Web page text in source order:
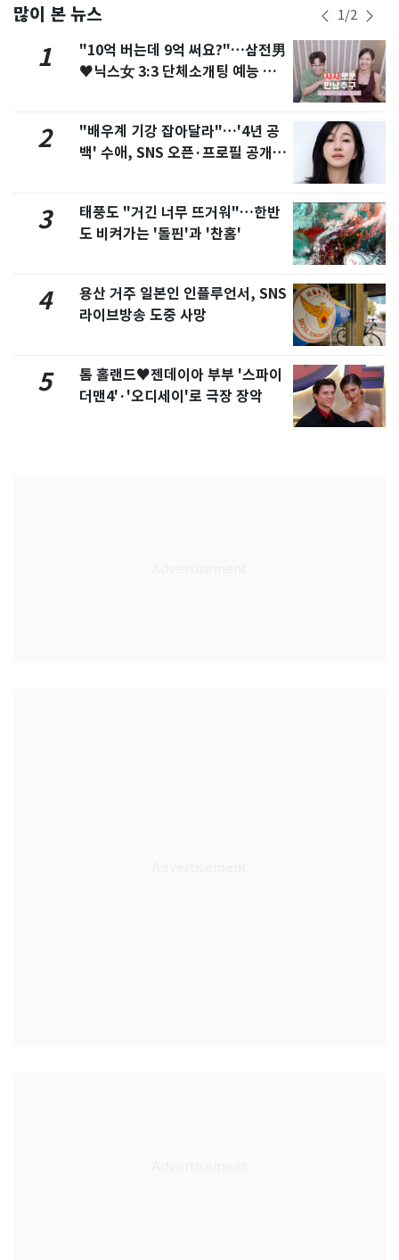
많이 본 뉴스 1/2
1
"10억 버는데 9억 써요?"…삼전男
♥닉스女 3:3 단체소개팅 예능 화
2
"배우계 기강 잡아달라"…'4년 공
백' 수애, SNS 오픈·프로필 공개
3
태풍도 "거긴 너무 뜨거워"…한반
도 비켜가는 '돌핀'과 '찬홈'
4
용산 거주 일본인 인플루언서, SNS
라이브방송 도중 사망
5
톰 홀랜드♥젠데이아 부부 '스파이
더맨4'·'오디세이'로 극장 장악